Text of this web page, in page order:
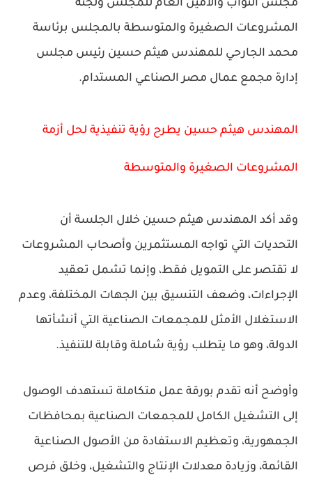
مجلس النواب والأمين العام للمجلس ولجنة
المشروعات الصغيرة والمتوسطة بالمجلس برئاسة
محمد الجارحي للمهندس هيثم حسين رئيس مجلس
إدارة مجمع عمال مصر الصناعي المستدام.
المهندس هيثم حسين يطرح رؤية تنفيذية لحل أزمة
المشروعات الصغيرة والمتوسطة
وقد أكد المهندس هيثم حسين خلال الجلسة أن
التحديات التي تواجه المستثمرين وأصحاب المشروعات
لا تقتصر على التمويل فقط، وإنما تشمل تعقيد
الإجراءات، وضعف التنسيق بين الجهات المختلفة، وعدم
الاستغلال الأمثل للمجمعات الصناعية التي أنشأتها
الدولة، وهو ما يتطلب رؤية شاملة وقابلة للتنفيذ.
وأوضح أنه تقدم بورقة عمل متكاملة تستهدف الوصول
إلى التشغيل الكامل للمجمعات الصناعية بمحافظات
الجمهورية، وتعظيم الاستفادة من الأصول الصناعية
القائمة، وزيادة معدلات الإنتاج والتشغيل، وخلق فرص